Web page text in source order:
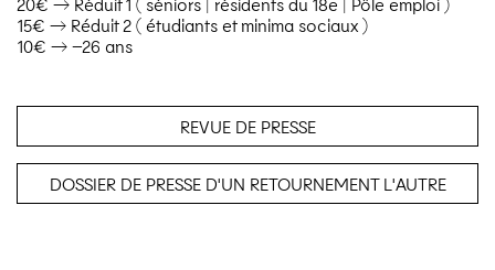
20€ → Réduit 1 ( séniors | résidents du 18e | Pôle emploi )
15€ → Réduit 2 ( étudiants et minima sociaux )
10€ → –26 ans
REVUE DE PRESSE
DOSSIER DE PRESSE D'UN RETOURNEMENT L'AUTRE